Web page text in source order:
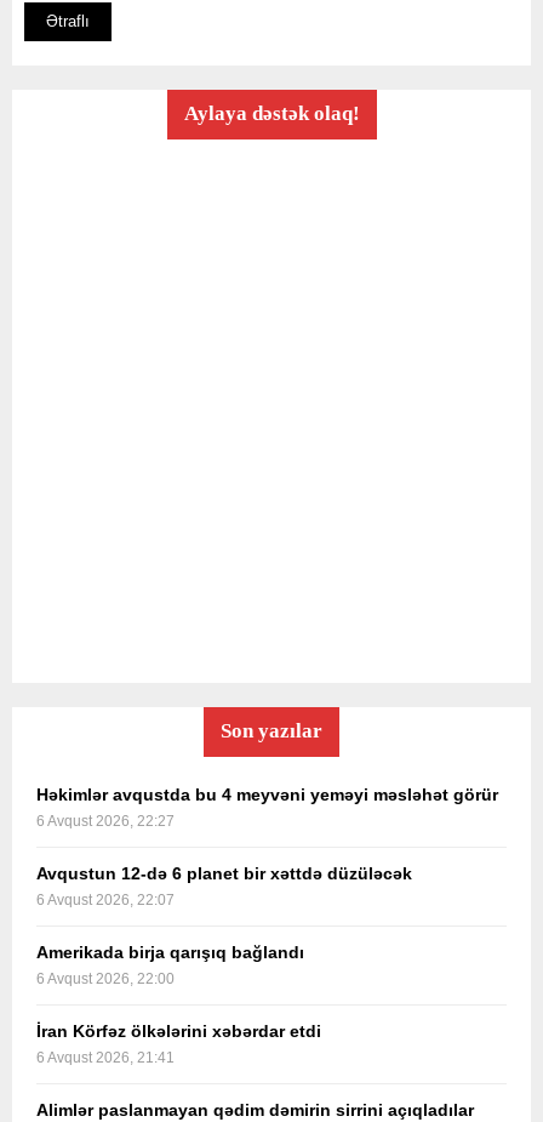
Ətraflı
Aylaya dəstək olaq!
Son yazılar
Həkimlər avqustda bu 4 meyvəni yeməyi məsləhət görür
6 Avqust 2026, 22:27
Avqustun 12-də 6 planet bir xəttdə düzüləcək
6 Avqust 2026, 22:07
Amerikada birja qarışıq bağlandı
6 Avqust 2026, 22:00
İran Körfəz ölkələrini xəbərdar etdi
6 Avqust 2026, 21:41
Alimlər paslanmayan qədim dəmirin sirrini açıqladılar